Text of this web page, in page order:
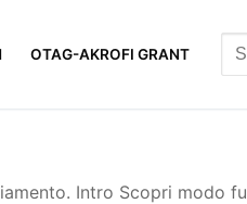
OTAG-AKROFI GRANT
Intro Scopri modo